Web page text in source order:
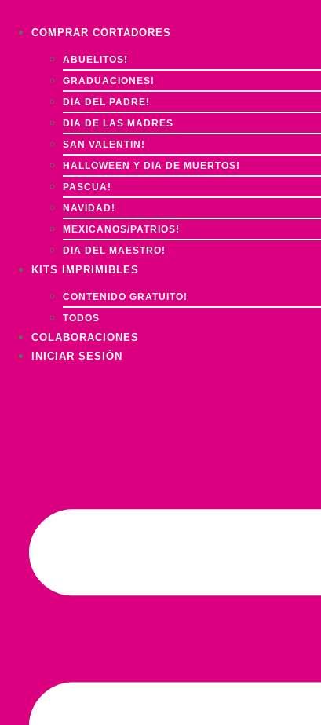
COMPRAR CORTADORES
ABUELITOS!
GRADUACIONES!
DIA DEL PADRE!
DIA DE LAS MADRES
SAN VALENTIN!
HALLOWEEN Y DIA DE MUERTOS!
PASCUA!
NAVIDAD!
MEXICANOS/PATRIOS!
DIA DEL MAESTRO!
KITS IMPRIMIBLES
CONTENIDO GRATUITO!
TODOS
COLABORACIONES
INICIAR SESIÓN